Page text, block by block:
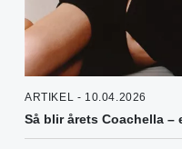
ARTIKEL - 10.04.2026
Så blir årets Coachella